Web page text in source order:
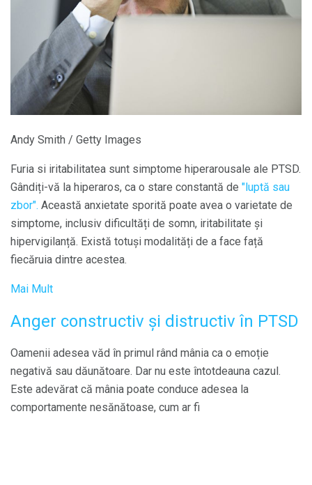
Andy Smith / Getty Images
Furia si iritabilitatea sunt simptome hiperarousale ale PTSD.
Gândiți-vă la hiperaros, ca o stare constantă de "luptă sau
zbor". Această anxietate sporită poate avea o varietate de
simptome, inclusiv dificultăți de somn, iritabilitate și
hipervigilanță. Există totuși modalități de a face față
fiecăruia dintre acestea.
Mai Mult
Anger constructiv și distructiv în PTSD
Oamenii adesea văd în primul rând mânia ca o emoție
negativă sau dăunătoare. Dar nu este întotdeauna cazul.
Este adevărat că mânia poate conduce adesea la
comportamente nesănătoase, cum ar fi